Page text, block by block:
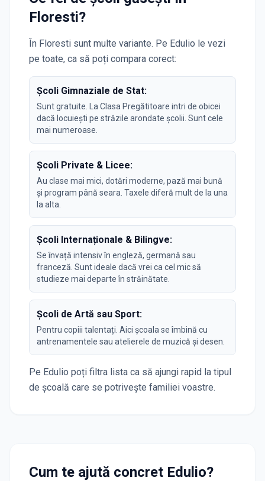
Floresti?
În Floresti sunt multe variante. Pe Edulio le vezi
pe toate, ca să poți compara corect:
Școli Gimnaziale de Stat:
Sunt gratuite. La Clasa Pregătitoare intri de obicei
dacă locuiești pe străzile arondate școlii. Sunt cele
mai numeroase.
Școli Private & Licee:
Au clase mai mici, dotări moderne, pază mai bună
și program până seara. Taxele diferă mult de la una
la alta.
Școli Internaționale & Bilingve:
Se învață intensiv în engleză, germană sau
franceză. Sunt ideale dacă vrei ca cel mic să
studieze mai departe în străinătate.
Școli de Artă sau Sport:
Pentru copiii talentați. Aici școala se îmbină cu
antrenamentele sau atelierele de muzică și desen.
Pe Edulio poți filtra lista ca să ajungi rapid la tipul
de școală care se potrivește familiei voastre.
Cum te ajută concret Edulio?